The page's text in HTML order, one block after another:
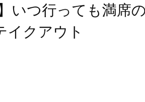
いつ行っても満席
イクアウト